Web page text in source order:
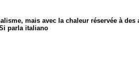
mais avec la chaleur réservée à
parla italiano